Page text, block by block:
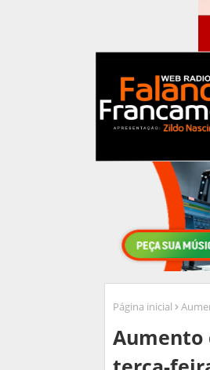
Página inicial
Aumento